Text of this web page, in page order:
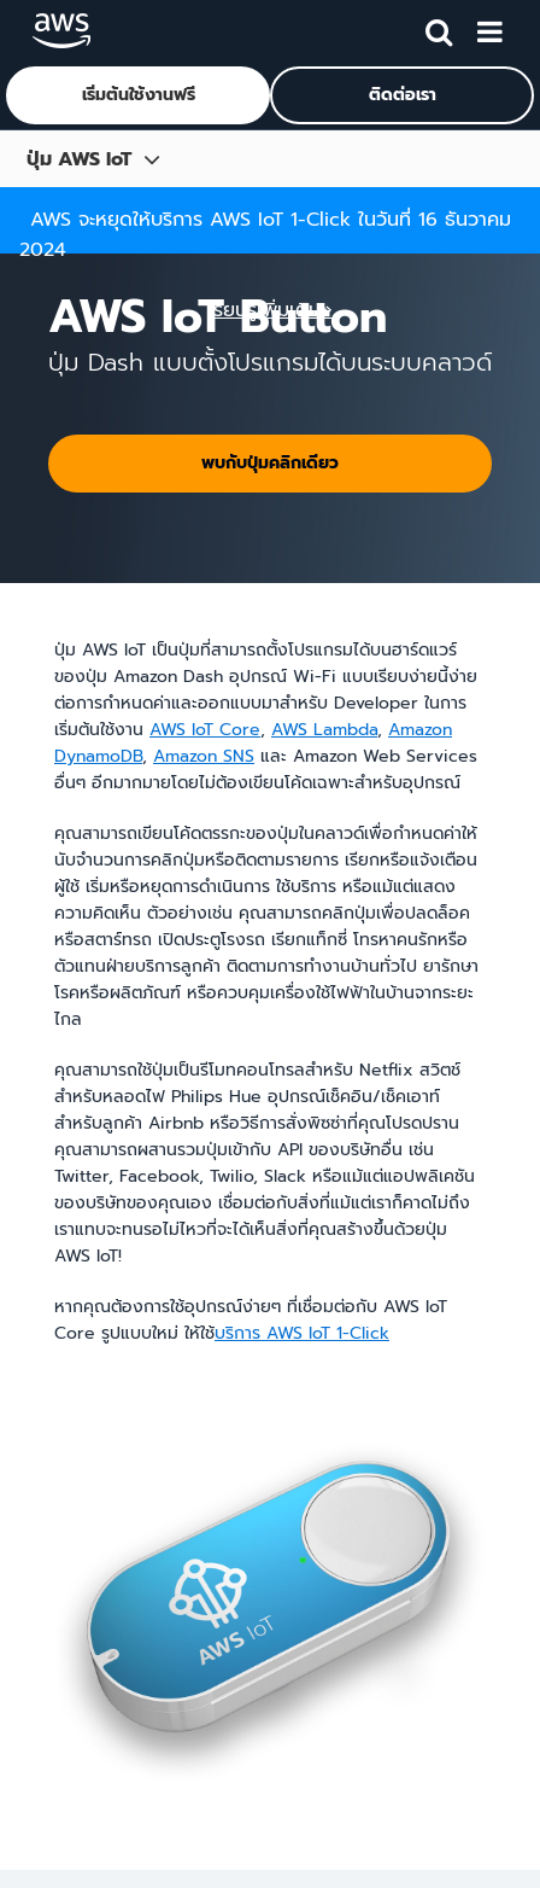
ข้ามไปที่เนื้อหาหลัก
เริ่มต้นใช้งานฟรี ติดต่อเรา
ปุ่ม AWS IoT
ภาพรวม
คำถามที่พบบ่อย
AWS จะหยุดให้บริการ AWS IoT 1-Click ในวันที่ 16 ธันวาคม
2024
เรียนรู้เพิ่มเติม»
AWS IoT Button
ปุ่ม Dash แบบตั้งโปรแกรมได้บนระบบคลาวด์
พบกับปุ่มคลิกเดียว
ปุ่ม AWS IoT เป็นปุ่มที่สามารถตั้งโปรแกรมได้บนฮาร์ดแวร์
ของปุ่ม Amazon Dash อุปกรณ์ Wi-Fi แบบเรียบง่ายนี้ง่าย
ต่อการกำหนดค่าและออกแบบมาสำหรับ Developer ในการ
เริ่มต้นใช้งาน AWS IoT Core, AWS Lambda, Amazon
DynamoDB, Amazon SNS และ Amazon Web Services
อื่นๆ อีกมากมายโดยไม่ต้องเขียนโค้ดเฉพาะสำหรับอุปกรณ์
คุณสามารถเขียนโค้ดตรรกะของปุ่มในคลาวด์เพื่อกำหนดค่าให้
นับจำนวนการคลิกปุ่มหรือติดตามรายการ เรียกหรือแจ้งเตือน
ผู้ใช้ เริ่มหรือหยุดการดำเนินการ ใช้บริการ หรือแม้แต่แสดง
ความคิดเห็น ตัวอย่างเช่น คุณสามารถคลิกปุ่มเพื่อปลดล็อค
หรือสตาร์ทรถ เปิดประตูโรงรถ เรียกแท็กซี่ โทรหาคนรักหรือ
ตัวแทนฝ่ายบริการลูกค้า ติดตามการทำงานบ้านทั่วไป ยารักษา
โรคหรือผลิตภัณฑ์ หรือควบคุมเครื่องใช้ไฟฟ้าในบ้านจากระยะ
ไกล
คุณสามารถใช้ปุ่มเป็นรีโมทคอนโทรลสำหรับ Netflix สวิตช์
สำหรับหลอดไฟ Philips Hue อุปกรณ์เช็คอิน/เช็คเอาท์
สำหรับลูกค้า Airbnb หรือวิธีการสั่งพิซซ่าที่คุณโปรดปราน
คุณสามารถผสานรวมปุ่มเข้ากับ API ของบริษัทอื่น เช่น
Twitter, Facebook, Twilio, Slack หรือแม้แต่แอปพลิเคชัน
ของบริษัทของคุณเอง เชื่อมต่อกับสิ่งที่แม้แต่เราก็คาดไม่ถึง
เราแทบจะทนรอไม่ไหวที่จะได้เห็นสิ่งที่คุณสร้างขึ้นด้วยปุ่ม
AWS IoT!
หากคุณต้องการใช้อุปกรณ์ง่ายๆ ที่เชื่อมต่อกับ AWS IoT
Core รูปแบบใหม่ ให้ใช้บริการ AWS IoT 1-Click